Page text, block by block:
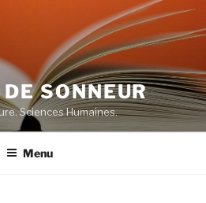
SONNEUR
Sciences Humaines.
Menu